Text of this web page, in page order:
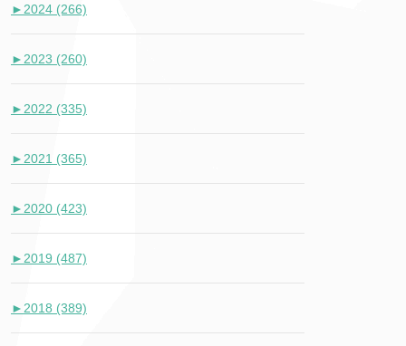
► 2024 (266)
► 2023 (260)
► 2022 (335)
► 2021 (365)
► 2020 (423)
► 2019 (487)
► 2018 (389)